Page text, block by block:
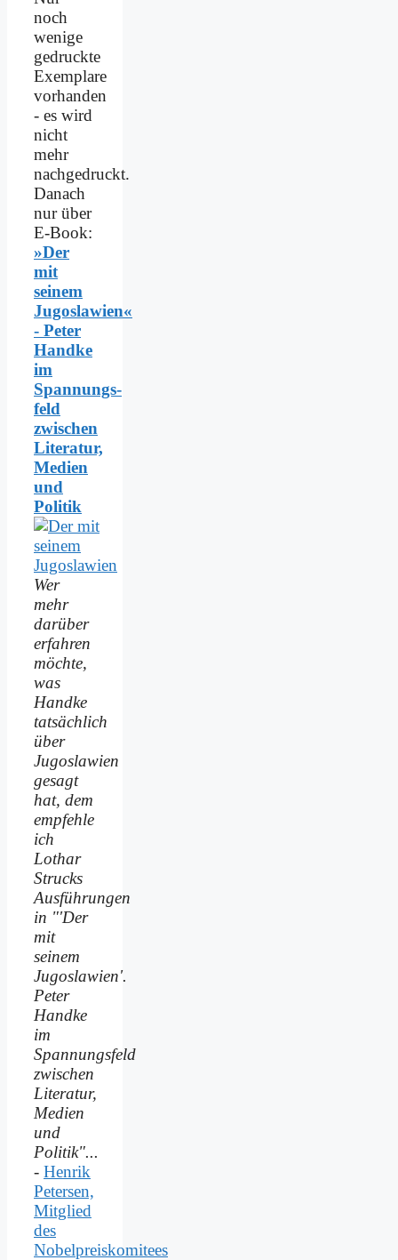
noch
wenige
gedruckte
Exemplare
vorhanden
- es wird
nicht
mehr
nachgedruckt.
Danach
nur über
E-Book:
»Der
mit
seinem
Jugoslawien«
- Peter
Handke
im
Spannungs­
feld
zwischen
Literatur,
Medien
und
Politik
Wer
mehr
darüber
erfahren
möchte,
was
Handke
tatsächlich
über
Jugoslawien
gesagt
hat, dem
empfehle
ich
Lothar
Strucks
Ausführungen
in "'Der
mit
seinem
Jugoslawien'.
Peter
Handke
im
Spannungsfeld
zwischen
Literatur,
Medien
und
Politik"...
- Henrik
Petersen,
Mitglied
des
Nobelpreiskomitees